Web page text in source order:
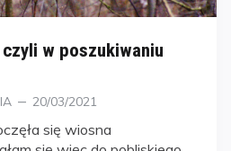
w poszukiwaniu
Posted
20/03/2021
się wiosna